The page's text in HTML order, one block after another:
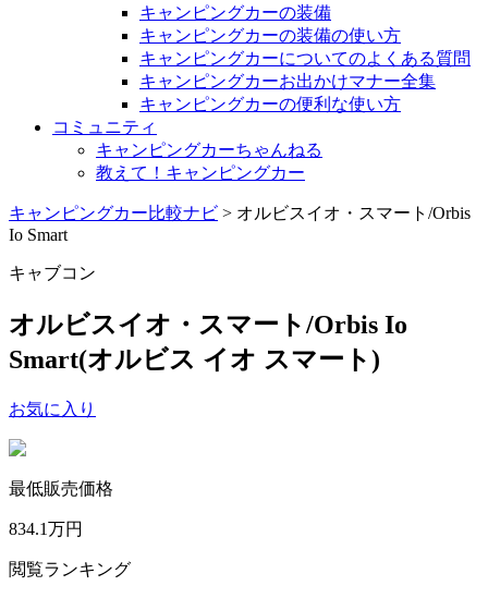
キャンピングカーの装備
キャンピングカーの装備の使い方
キャンピングカーについてのよくある質問
キャンピングカーお出かけマナー全集
キャンピングカーの便利な使い方
コミュニティ
キャンピングカーちゃんねる
教えて！キャンピングカー
キャンピングカー比較ナビ > オルビスイオ・スマート/Orbis
Io Smart
キャブコン
オルビスイオ・スマート/Orbis Io
Smart(オルビス イオ スマート)
お気に入り
最低販売価格
834.1万円
閲覧ランキング